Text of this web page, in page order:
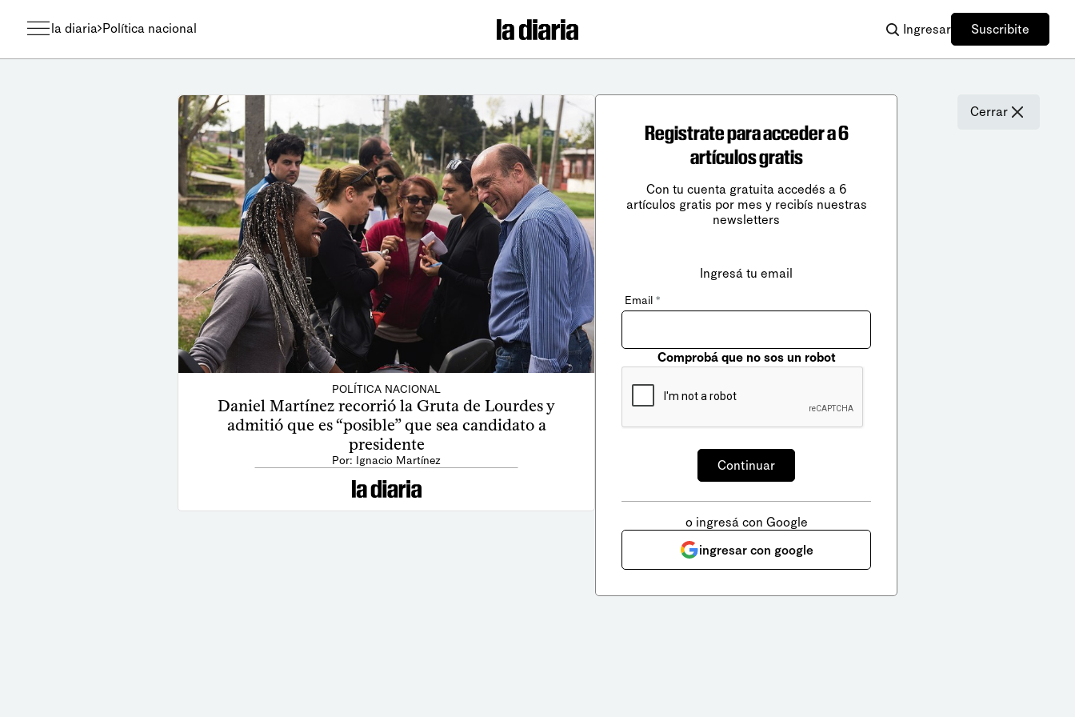
la diaria Política nacional Ingresar Suscribite
POLÍTICA NACIONAL
Daniel Martínez recorrió la Gruta de Lourdes y
admitió que es “posible” que sea candidato a
presidente
Por: Ignacio Martínez
Cerrar
Registrate para acceder a 6
artículos gratis
Con tu cuenta gratuita accedés a 6
artículos gratis por mes y recibís nuestras
newsletters
Ingresá tu email
Email *
Comprobá que no sos un robot
o ingresá con Google
ingresar con google